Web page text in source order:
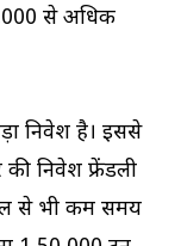
से अधिक
निवेश है। इससे
निवेश फ्रेंडली
से भी कम समय